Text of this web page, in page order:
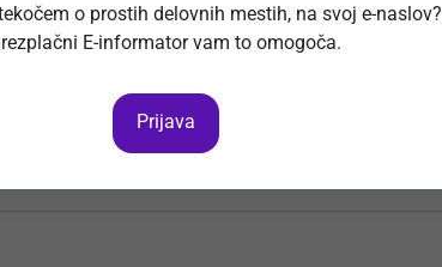
KDT (m/ž)
pohištva?
o prostih delovnih mestih, na svoj e-naslov?
E-informator vam to omogoča.
Prijava